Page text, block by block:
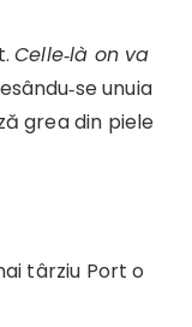
Celle‑là on va
unuia
grea din piele
târziu Port o